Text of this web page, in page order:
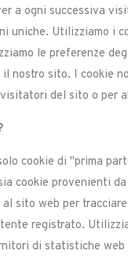
a ogni successiva
uniche. Utilizziamo i
le preferenze
nostro sito. I cookie
del sito o per
cookie di "prima
cookie provenienti
sito web per
registrato.
di statistiche